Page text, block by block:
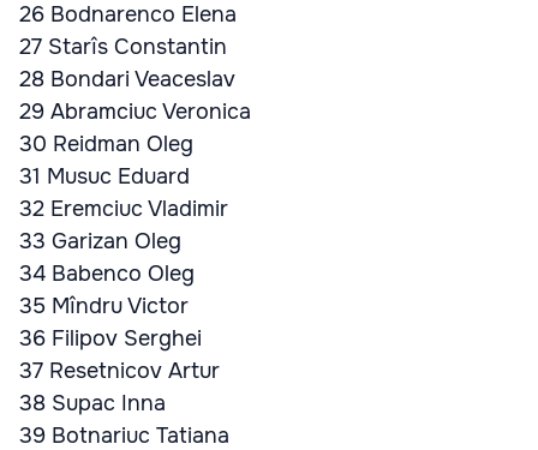
26 Bodnarenco Elena
27 Starîs Constantin
28 Bondari Veaceslav
29 Abramciuc Veronica
30 Reidman Oleg
31 Musuc Eduard
32 Eremciuc Vladimir
33 Garizan Oleg
34 Babenco Oleg
35 Mîndru Victor
36 Filipov Serghei
37 Resetnicov Artur
38 Supac Inna
39 Botnariuc Tatiana